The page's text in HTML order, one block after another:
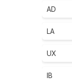
AD
LA
UX
IB